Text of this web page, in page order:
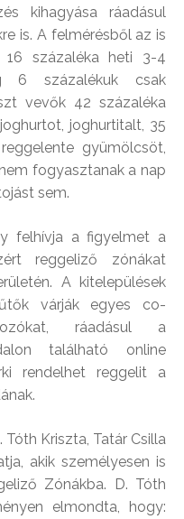
kihagyása ráadásul
is. A felmérésből az is
16 százaléka heti 3-4
6 százalékuk csak
vevők 42 százaléka
joghurtitalt, 35
gyümölcsöt,
fogyasztanak a nap
sem.
felhívja a figyelmet a
reggeliző zónákat
A kitelepülések
várják egyes co-
ráadásul a
található online
rendelhet reggelit a
Kriszta, Tatár Csilla
akik személyesen is
Zónákba. D. Tóth
elmondta, hogy: